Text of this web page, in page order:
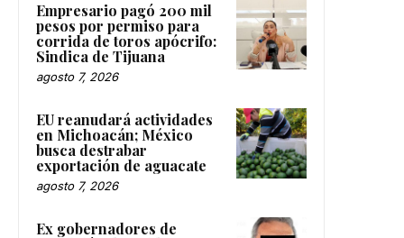
Empresario pagó 200 mil
pesos por permiso para
corrida de toros apócrifo:
Sindica de Tijuana
agosto 7, 2026
EU reanudará actividades
en Michoacán; México
busca destrabar
exportación de aguacate
agosto 7, 2026
Ex gobernadores de